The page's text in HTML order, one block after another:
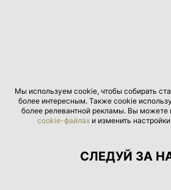
Мы используем cookie, чтобы собирать
более интересным. Также cookie
более релевантной рекламы. Вы можете
cookie-файлах и изменить
СЛЕДУЙ ЗА